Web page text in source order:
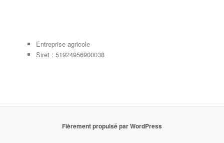
Entreprise agricole
Siret : 51924956900038
Fièrement propulsé par WordPress